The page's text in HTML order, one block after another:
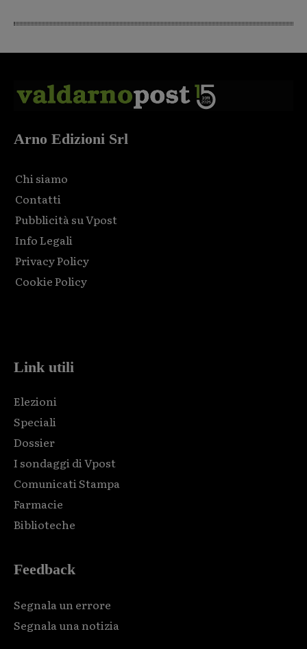
Arno Edizioni Srl
Chi siamo
Contatti
Pubblicità su Vpost
Info Legali
Privacy Policy
Cookie Policy
Link utili
Elezioni
Speciali
Dossier
I sondaggi di Vpost
Comunicati Stampa
Farmacie
Biblioteche
Feedback
Segnala un errore
Segnala una notizia